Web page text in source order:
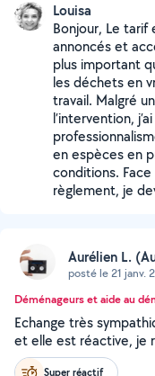
Louisa
Bonjour, Le
annoncés et
plus important
les déchets en
travail. Malgré
l’intervention,
en espèces en
conditions. Face
règlement, je
Aurélien L.
posté le 21 janv.
Déménageurs et aide au
Echange très
et elle est réactive, je
Super réactif